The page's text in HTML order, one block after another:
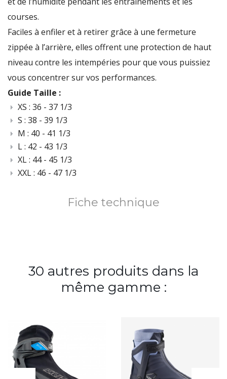
courses.
Faciles à enfiler et à retirer grâce à une fermeture
zippée à l’arrière, elles offrent une protection de haut
niveau contre les intempéries pour que vous puissiez
vous concentrer sur vos performances.
Guide Taille :
XS : 36 - 37 1/3
S : 38 - 39 1/3
M : 40 - 41 1/3
L : 42 - 43 1/3
XL : 44 - 45 1/3
XXL : 46 - 47 1/3
Fiche technique
30 autres produits dans la
même gamme :